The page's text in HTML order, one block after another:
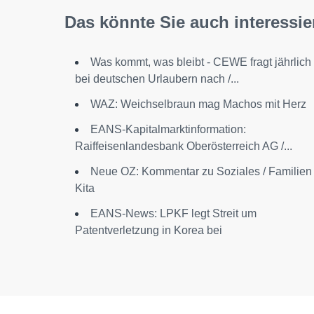
Das könnte Sie auch
Was kommt, was bleibt - CEWE fragt jährlich
bei deutschen Urlaubern nach /...
WAZ: Weichselbraun mag Machos mit Herz
EANS-Kapitalmarktinformation:
Raiffeisenlandesbank Oberösterreich AG /...
Neue OZ: Kommentar zu Soziales / Familien
Kita
EANS-News: LPKF legt Streit um
Patentverletzung in Korea bei